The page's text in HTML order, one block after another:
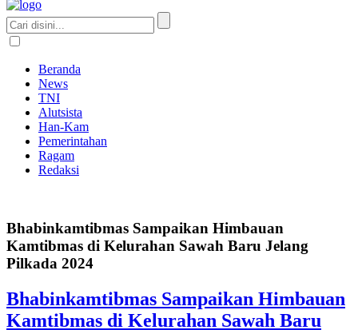
Beranda
News
TNI
Alutsista
Han-Kam
Pemerintahan
Ragam
Redaksi
Bhabinkamtibmas Sampaikan Himbauan
Kamtibmas di Kelurahan Sawah Baru Jelang
Pilkada 2024
Bhabinkamtibmas Sampaikan Himbauan
Kamtibmas di Kelurahan Sawah Baru